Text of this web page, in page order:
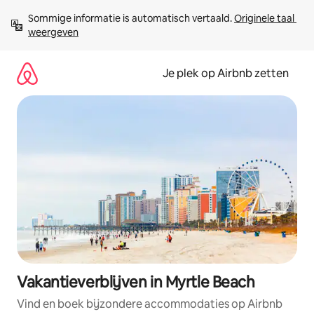
direct
naar
Sommige informatie is automatisch vertaald. Originele taal
weergeven
Je plek op Airbnb zetten
Vakantieverblijven in Myrtle Beach
Vind en boek bijzondere accommodaties op Airbnb